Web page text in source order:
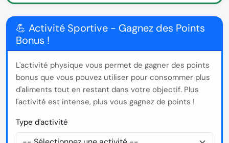
💪 Activité Sportive - Gagnez des Points
Bonus !
L'activité physique vous permet de gagner des points
bonus que vous pouvez utiliser pour consommer plus
d'aliments tout en restant dans votre objectif. Plus
l'activité est intense, plus vous gagnez de points !
Type d'activité